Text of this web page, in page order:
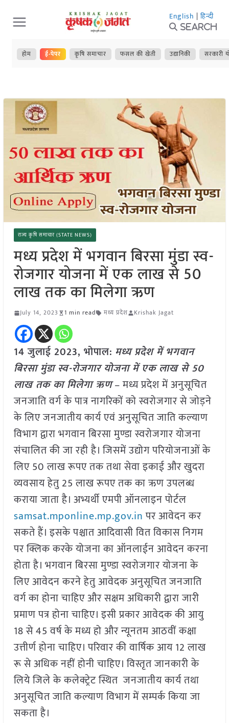
Skip
to
content
English | हिन्दी
Search
होम ई-पेपर कृषि समाचार फसल की खेती उद्यानिकी सरकारी
राज्य कृषि समाचार (STATE NEWS)
मध्य प्रदेश में भगवान बिरसा मुंडा स्व-
रोजगार योजना में एक लाख से 50
लाख तक का मिलेगा ऋण
July 14, 2023 1 min read मध्य प्रदेश Krishak Jagat
14 जुलाई 2023, भोपाल: मध्य प्रदेश में भगवान
बिरसा मुंडा स्व-रोजगार योजना में एक लाख से 50
लाख तक का मिलेगा ऋण– मध्य प्रदेश में अनुसूचित
जनजाति वर्ग के पात्र नागरिकों को स्वरोजगार से जोड़ने
के लिए जनजातीय कार्य एवं अनुसूचित जाति कल्याण
विभाग द्वारा भगवान बिरसा मुण्डा स्वरोजगार योजना
संचालित की जा रही है। जिसमें उद्योग परियोजनाओं के
लिए 50 लाख रूपए तक तथा सेवा इकाई और खुदरा
व्यवसाय हेतु 25 लाख रूपए तक का ऋण उपलब्ध
कराया जाता है। अभ्यर्थी एमपी ऑनलाइन पोर्टल
samsat.mponline.mp.gov.inपर आवेदन कर
सकते हैं। इसके पश्चात आदिवासी वित विकास निगम
पर क्लिक करके योजना का ऑनलाईन आवेदन करना
होता है। भगवान बिरसा मुण्डा स्वरोजगार योजना के
लिए आवेदन करने हेतु आवेदक अनुसूचित जनजाति
वर्ग का होना चाहिए और सक्षम अधिकारी द्वारा जारी
प्रमाण पत्र होना चाहिए। इसी प्रकार आवेदक की आयु
18 से 45 वर्ष के मध्य हो और न्यूनतम आठवीं कक्षा
उत्तीर्ण होना चाहिए। परिवार की वार्षिक आय 12 लाख
रू से अधिक नहीं होनी चाहिए। विस्तृत जानकारी के
लिये जिले के कलेक्ट्रेट स्थित जनजातीय कार्य तथा
अनुसूचित जाति कल्याण विभाग में सम्पर्क किया जा
सकता है।